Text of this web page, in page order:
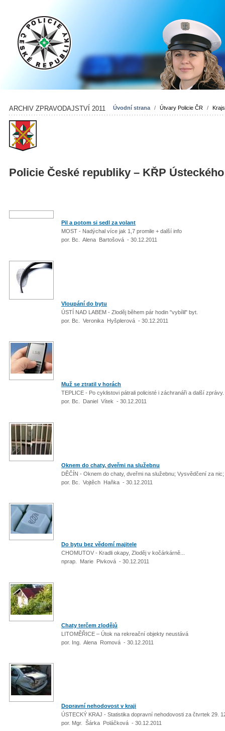
Úvodní strana / Útvary Policie ČR /
ARCHIV ZPRAVODAJSTVÍ 2011
Policie České republiky – KŘP
Pil a potom si sedl za volant
MOST - Nadýchal více jak 1,7 promile + další info
por. Bc. Alena Bartošová - 30.12.2011
Vloupání do bytu
ÚSTÍ NAD LABEM - Zloděj během pár hodin "vybílil" byt.
por. Bc. Veronika Hyšplerová - 30.12.2011
Muž se ztratil v horách
TEPLICE - Po cyklistovi pátrali policisté i záchranáři a další zprávy.
por. Bc. Daniel Vítek - 30.12.2011
Oknem do chaty, dveřmi na služebnu
DĚČÍN - Oknem do chaty, dveřmi na služebnu; Vysvědčení za
por. Bc. Vojtěch Haňka - 30.12.2011
Do bytu bez vědomí majitele
CHOMUTOV - Kradli okapy, Zloděj v kočárkárně...
nprap. Marie Pivková - 30.12.2011
Chaty terčem zlodějů
LITOMĚŘICE – Útok na rekreační objekty neustává
por. Ing. Alena Romová - 30.12.2011
Dopravní nehodovost v kraji
ÚSTECKÝ KRAJ - Statistika dopravní nehodovosti za čtvrtek 29.
por. Mgr. Šárka Poláčková - 30.12.2011